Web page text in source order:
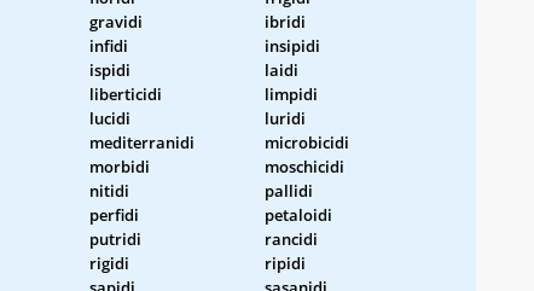
gravidi
ibridi
infidi
insipidi
ispidi
laidi
liberticidi
limpidi
lucidi
luridi
mediterranidi
microbicidi
morbidi
moschicidi
nitidi
pallidi
perfidi
petaloidi
putridi
rancidi
rigidi
ripidi